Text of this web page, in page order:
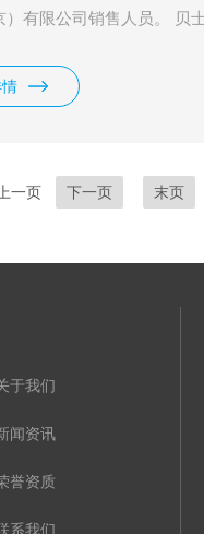
）有限公司销售人员。 贝
技园认定的*。
一页 下一页 末页
于我们
闻资讯
誉资质
系我们